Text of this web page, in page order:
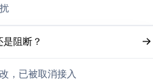
阻断？
，已被取消接入